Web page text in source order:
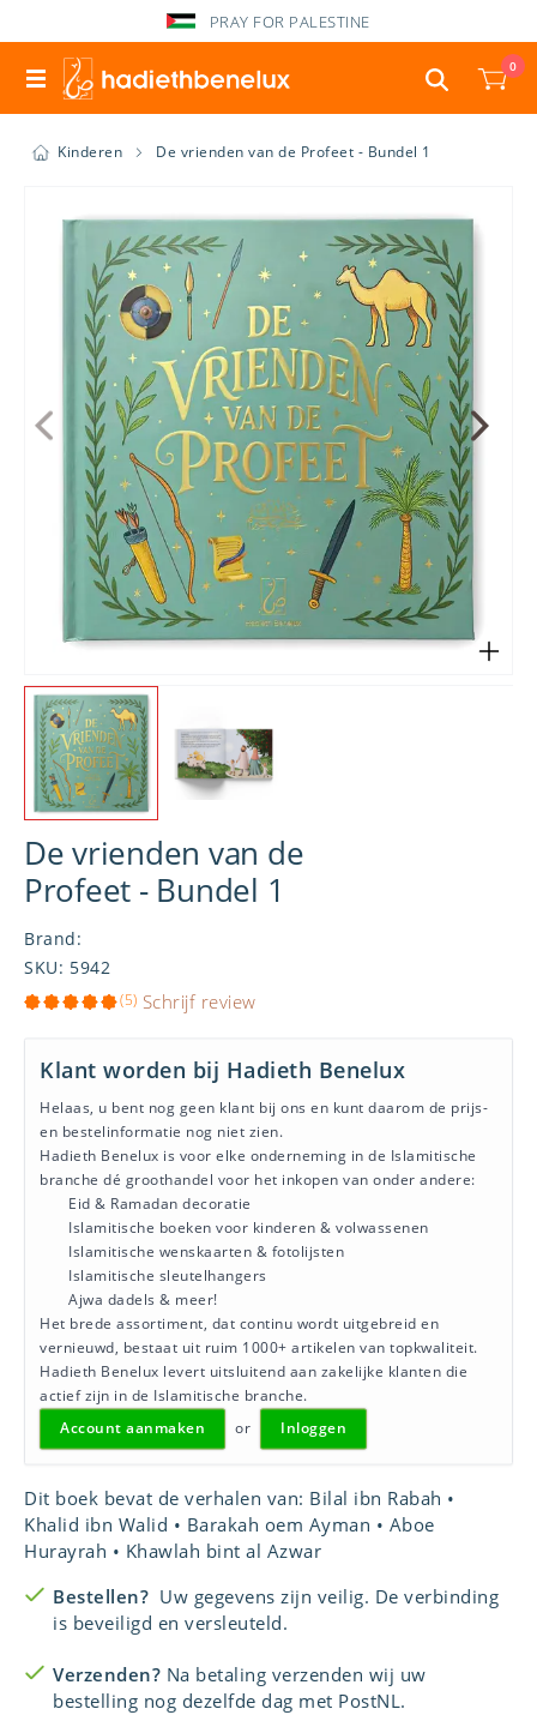
PRAY FOR PALESTINE
0
Kinderen De vrienden van de Profeet - Bundel 1
De vrienden van de
Profeet - Bundel 1
Brand:
SKU: 5942
(5) Schrijf review
Klant worden bij Hadieth Benelux
Helaas, u bent nog geen klant bij ons en kunt daarom de prijs-
en bestelinformatie nog niet zien.
Hadieth Benelux is voor elke onderneming in de Islamitische
branche dé groothandel voor het inkopen van onder andere:
Eid & Ramadan decoratie
Islamitische boeken voor kinderen & volwassenen
Islamitische wenskaarten & fotolijsten
Islamitische sleutelhangers
Ajwa dadels & meer!
Het brede assortiment, dat continu wordt uitgebreid en
vernieuwd, bestaat uit ruim 1000+ artikelen van topkwaliteit.
Hadieth Benelux levert uitsluitend aan zakelijke klanten die
actief zijn in de Islamitische branche.
Account aanmaken
or Inloggen
Dit boek bevat de verhalen van: Bilal ibn Rabah •
Khalid ibn Walid • Barakah oem Ayman • Aboe
Hurayrah • Khawlah bint al Azwar
Bestellen? Uw gegevens zijn veilig. De verbinding
is beveiligd en versleuteld.
Verzenden? Na betaling verzenden wij uw
bestelling nog dezelfde dag met PostNL.